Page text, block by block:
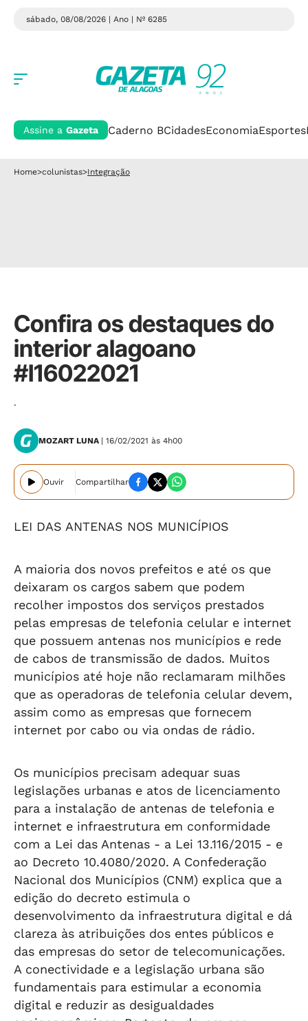
sábado, 08/08/2026 | Ano | Nº 6285
Assine a Gazeta Caderno BCidadesEconomiaEsportes
Home>colunistas>Integração
Confira os destaques do
interior alagoano
#I16022021
.
MOZART LUNA | 16/02/2021 às 4h00
Ouvir Compartilhar
LEI DAS ANTENAS NOS MUNICÍPIOS
A maioria dos novos prefeitos e até os que
deixaram os cargos sabem que podem
recolher impostos dos serviços prestados
pelas empresas de telefonia celular e internet
que possuem antenas nos municípios e rede
de cabos de transmissão de dados. Muitos
municípios até hoje não reclamaram milhões
que as operadoras de telefonia celular devem,
assim como as empresas que fornecem
internet por cabo ou via ondas de rádio.
Os municípios precisam adequar suas
legislações urbanas e atos de licenciamento
para a instalação de antenas de telefonia e
internet e infraestrutura em conformidade
com a Lei das Antenas - a Lei 13.116/2015 - e
ao Decreto 10.4080/2020. A Confederação
Nacional dos Municípios (CNM) explica que a
edição do decreto estimula o
desenvolvimento da infraestrutura digital e dá
clareza às atribuições dos entes públicos e
das empresas do setor de telecomunicações.
A conectividade e a legislação urbana são
fundamentais para estimular a economia
digital e reduzir as desigualdades